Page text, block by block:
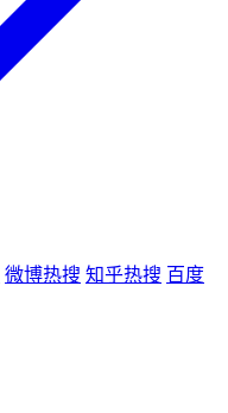
微博热搜 知乎热搜 百度